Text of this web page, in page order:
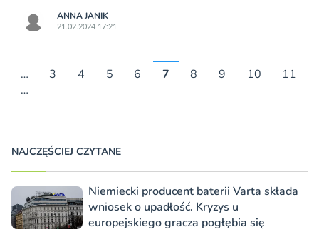
ANNA JANIK
21.02.2024 17:21
… 3 4 5 6 7 8 9 10
11
…
NAJCZĘŚCIEJ CZYTANE
Niemiecki producent baterii Varta składa
wniosek o upadłość. Kryzys u
europejskiego gracza pogłębia się